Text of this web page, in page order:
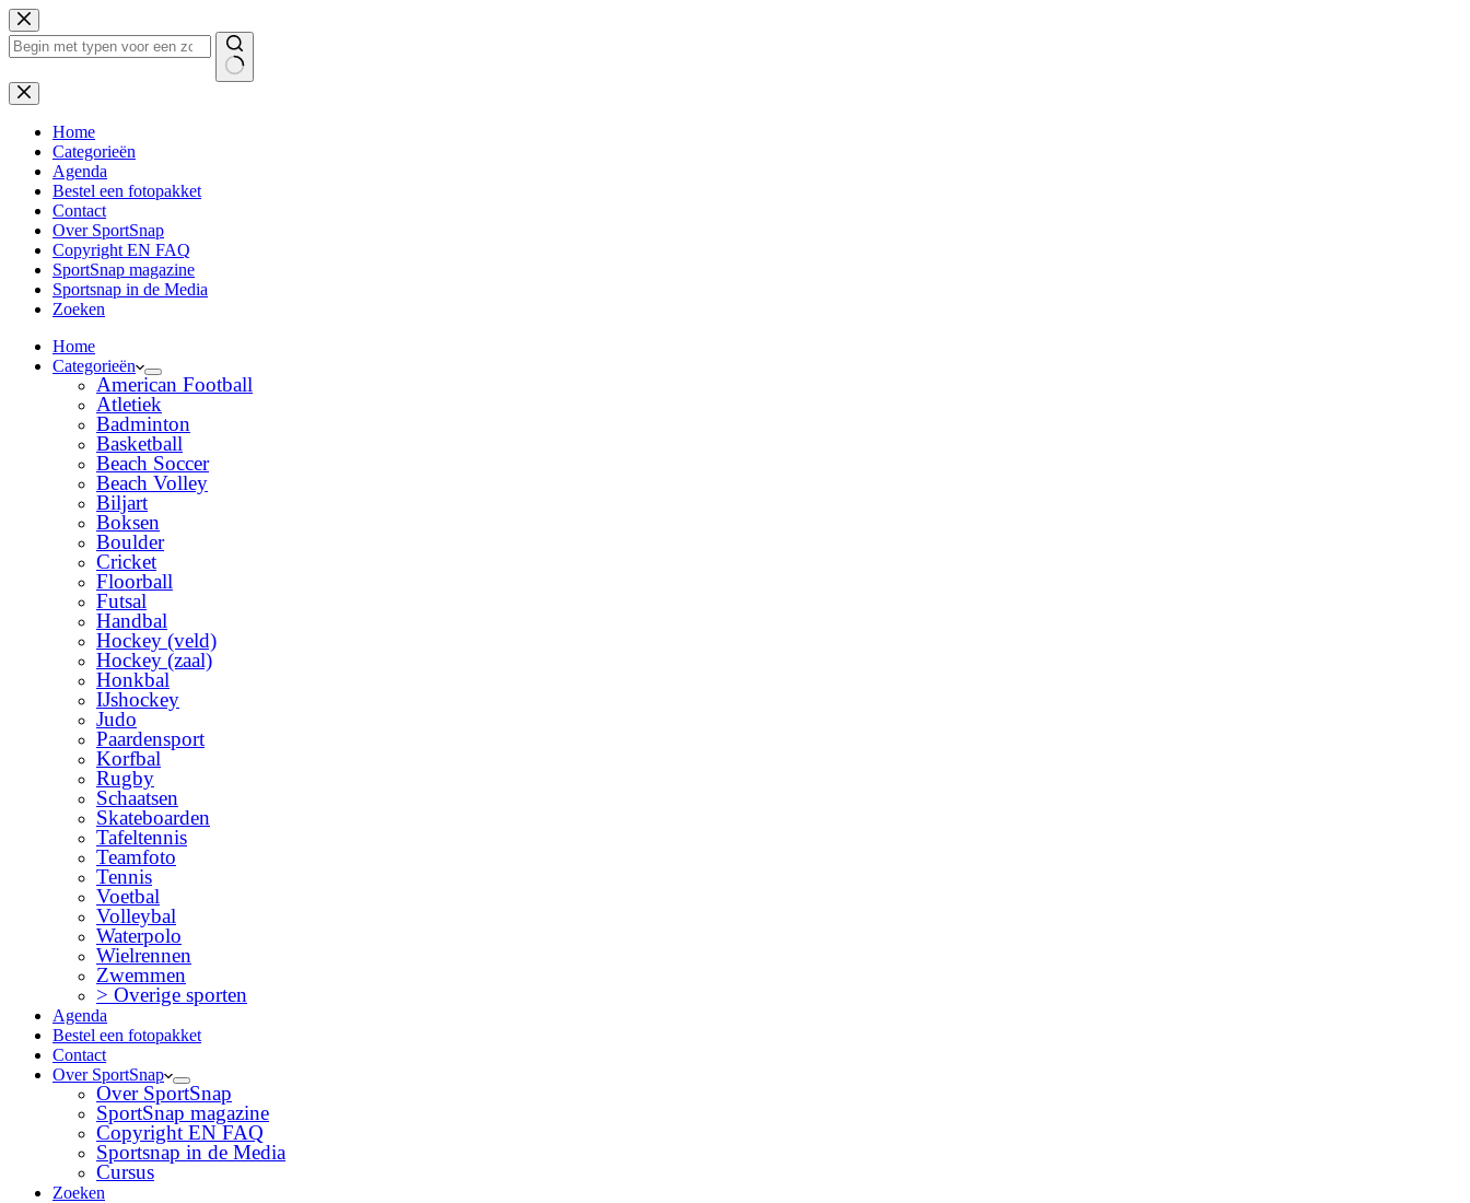
Ga
naar
de
Geen
resultaten
Home
Categorieën
Agenda
Bestel een fotopakket
Contact
Over SportSnap
Copyright EN FAQ
SportSnap magazine
Sportsnap in de Media
Zoeken
Home
Categorieën
American Football
Atletiek
Badminton
Basketball
Beach Soccer
Beach Volley
Biljart
Boksen
Boulder
Cricket
Floorball
Futsal
Handbal
Hockey (veld)
Hockey (zaal)
Honkbal
IJshockey
Judo
Paardensport
Korfbal
Rugby
Schaatsen
Skateboarden
Tafeltennis
Teamfoto
Tennis
Voetbal
Volleybal
Waterpolo
Wielrennen
Zwemmen
> Overige sporten
Agenda
Bestel een fotopakket
Contact
Over SportSnap
Over SportSnap
SportSnap magazine
Copyright EN FAQ
Sportsnap in de Media
Cursus
Zoeken